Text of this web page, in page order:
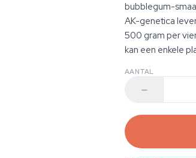
bubblegum-
AK-genetica
500 gram per
kan een enkele
AANTAL